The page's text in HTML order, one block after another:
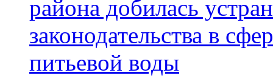
района добилась
законодательства в
питьевой воды